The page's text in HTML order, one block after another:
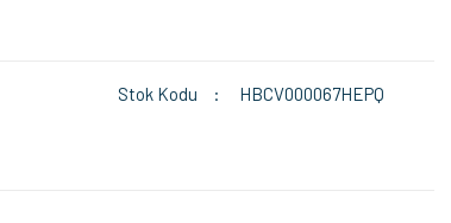
Stok Kodu
HBCV000067HEPQ